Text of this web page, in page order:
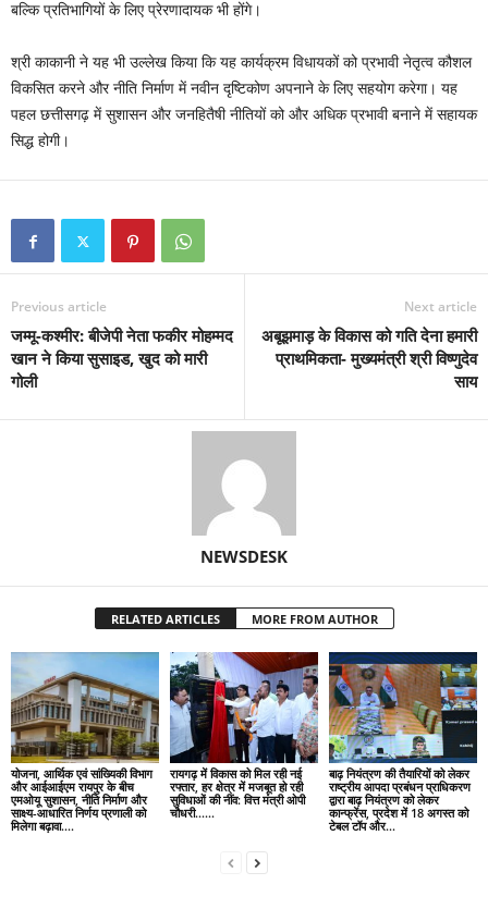
बल्कि प्रतिभागियों के लिए प्रेरणादायक भी होंगे।
श्री काकानी ने यह भी उल्लेख किया कि यह कार्यक्रम विधायकों को प्रभावी नेतृत्व कौशल
विकसित करने और नीति निर्माण में नवीन दृष्टिकोण अपनाने के लिए सहयोग करेगा। यह
पहल छत्तीसगढ़ में सुशासन और जनहितैषी नीतियों को और अधिक प्रभावी बनाने में सहायक
सिद्ध होगी।
Previous article
जम्मू-कश्मीर: बीजेपी नेता फकीर मोहम्मद
खान ने किया सुसाइड, खुद को मारी
गोली
Next article
अबूझमाड़ के विकास को गति देना हमारी
प्राथमिकता- मुख्यमंत्री श्री विष्णुदेव
साय
NEWSDESK
RELATED ARTICLES MORE FROM AUTHOR
योजना, आर्थिक एवं सांख्यिकी विभाग
और आईआईएम रायपुर के बीच
एमओयू सुशासन, नीति निर्माण और
साक्ष्य-आधारित निर्णय प्रणाली को
मिलेगा बढ़ावा….
रायगढ़ में विकास को मिल रही नई
रफ्तार, हर क्षेत्र में मजबूत हो रही
सुविधाओं की नींव: वित्त मंत्री ओपी
चौधरी……
बाढ़ नियंत्रण की तैयारियों को लेकर
राष्ट्रीय आपदा प्रबंधन प्राधिकरण
द्वारा बाढ़ नियंत्रण को लेकर
कान्फ्रेंस, प्रदेश में 18 अगस्त को
टेबल टॉप और...